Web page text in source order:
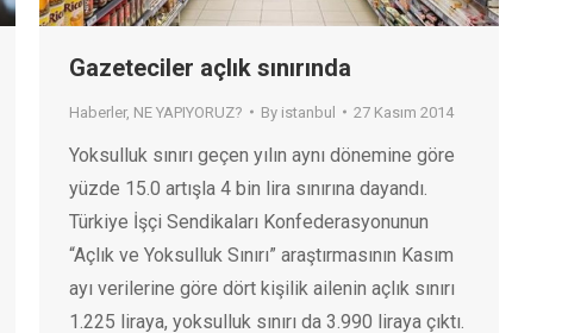
Gazeteciler açlık sınırında
Haberler, NE YAPIYORUZ? By istanbul 27 Kasım 2014
Yoksulluk sınırı geçen yılın aynı dönemine göre
yüzde 15.0 artışla 4 bin lira sınırına dayandı.
Türkiye İşçi Sendikaları Konfederasyonunun
“Açlık ve Yoksulluk Sınırı” araştırmasının Kasım
ayı verilerine göre dört kişilik ailenin açlık sınırı
1.225 liraya, yoksulluk sınırı da 3.990 liraya çıktı.